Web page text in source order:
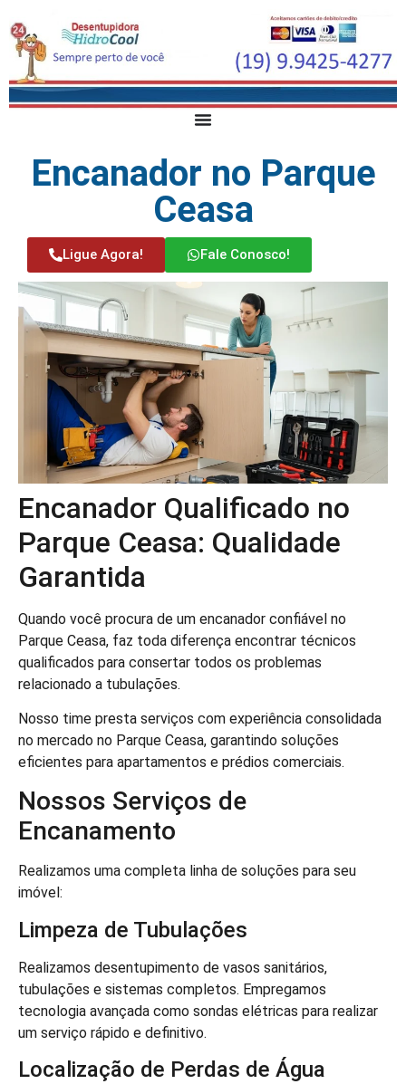
Encanador no Parque
Ceasa
Ligue Agora! Fale Conosco!
Encanador Qualificado no
Parque Ceasa: Qualidade
Garantida
Quando você procura de um encanador confiável no
Parque Ceasa, faz toda diferença encontrar técnicos
qualificados para consertar todos os problemas
relacionado a tubulações.
Nosso time presta serviços com experiência consolidada
no mercado no Parque Ceasa, garantindo soluções
eficientes para apartamentos e prédios comerciais.
Nossos Serviços de
Encanamento
Realizamos uma completa linha de soluções para seu
imóvel:
Limpeza de Tubulações
Realizamos desentupimento de vasos sanitários,
tubulações e sistemas completos. Empregamos
tecnologia avançada como sondas elétricas para realizar
um serviço rápido e definitivo.
Localização de Perdas de Água